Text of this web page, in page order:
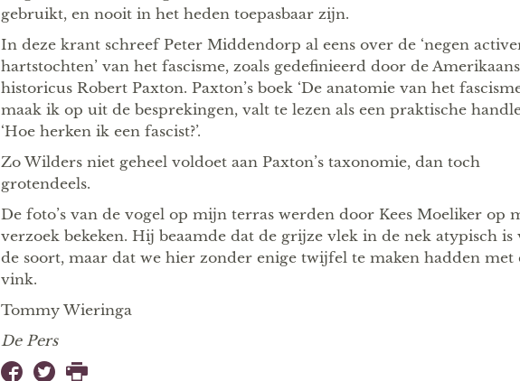
gebruikt, en nooit in het heden toepasbaar zijn.
In deze krant schreef Peter Middendorp al eens over de ‘negen
hartstochten’ van het fascisme, zoals gedefinieerd door de
historicus Robert Paxton. Paxton’s boek ‘De anatomie van het
maak ik op uit de besprekingen, valt te lezen als een praktische
‘Hoe herken ik een fascist?’.
Zo Wilders niet geheel voldoet aan Paxton’s taxonomie, dan toch
grotendeels.
De foto’s van de vogel op mijn terras werden door Kees Moeliker op
verzoek bekeken. Hij beaamde dat de grijze vlek in de nek atypisch is
de soort, maar dat we hier zonder enige twijfel te maken hadden met
vink.
Tommy Wieringa
De Pers